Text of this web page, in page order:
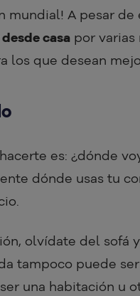
mundial! A pesar
casa por varias
los que desean
es: ¿dónde
dónde usas tu
olvídate del sofá
tampoco puede
una habitación u